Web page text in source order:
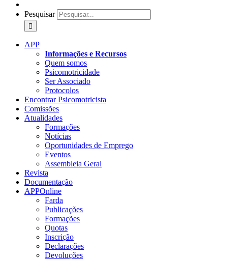
Pesquisar
APP
Informações e Recursos
Quem somos
Psicomotricidade
Ser Associado
Protocolos
Encontrar Psicomotricista
Comissões
Atualidades
Formações
Notícias
Oportunidades de Emprego
Eventos
Assembleia Geral
Revista
Documentação
APPOnline
Farda
Publicações
Formações
Quotas
Inscrição
Declarações
Devoluções